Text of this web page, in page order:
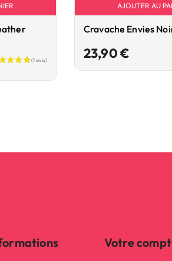
AJOUTER AU
Cravache Envies
23,90 €Prix
Votre